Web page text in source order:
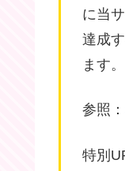
に当
達成
ます。
参照：
特別